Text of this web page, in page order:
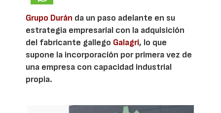
Grupo Durán da un paso adelante en su
estrategia empresarial con la adquisición
del fabricante gallego Galagri, lo que
supone la incorporación por primera vez de
una empresa con capacidad industrial
propia.